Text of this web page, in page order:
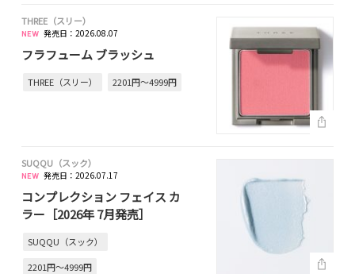
THREE（スリー）
発売日：2026.08.07
フラフューム ブラッシュ
THREE（スリー） 2201円～4999円
SUQQU（スック）
発売日：2026.07.17
コンプレクション フェイス カ
ラー［2026年 7月発売］
SUQQU（スック）
2201円～4999円